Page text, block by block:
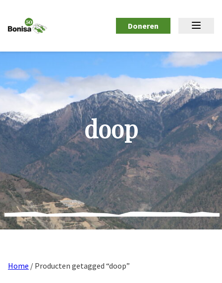
Doneren
doop
Home / Producten getagged “doop”